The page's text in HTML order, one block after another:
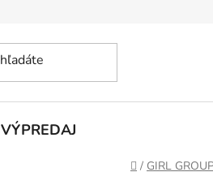
VÝPREDAJ
Domov
/ GIRL